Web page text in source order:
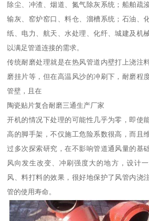
除尘、冲渣、烟道、氮气除灰系统；船舶疏
输灰、窑炉窑口、料仓、溜槽系统；石油、
纸、电力、航天、水处理、化纤、城建及机
以满足管道连接的需求。
传统耐磨处理就是在热风管道内壁打上浇注
磨挂片等，但在高温风沙的冲刷下，耐磨程
管壁，且在
陶瓷贴片复合耐磨三通生产厂家
开机的情况下处理的可能性几乎为零，即使
高的脚手架，不仅施工危险系数很高，而且
过多次探索研究，在不影响管道通风量的基
风向发生改变、冲刷强度大的地方，设计
风、料打料的效果，很好地保护了风管内浇
管的使用寿命。